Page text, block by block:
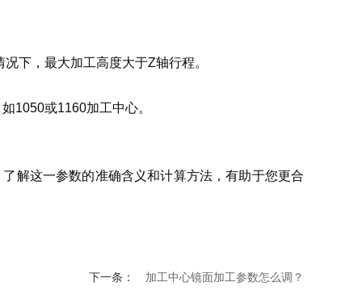
下，最大加工高度大于Z轴行程。
1050或1160加工中心。
解这一参数的准确含义和计算方法，有助于您更合
下一条： 加工中心镜面加工参数怎么调？